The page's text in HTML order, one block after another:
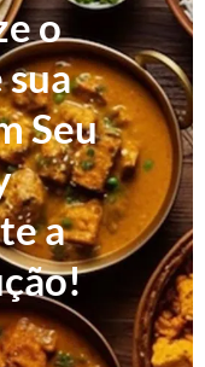
o
Seu
a